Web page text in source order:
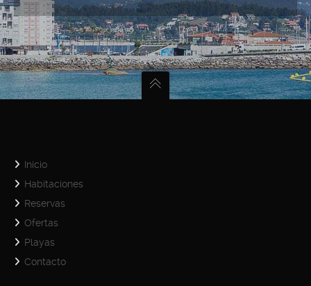
Inicio
Habitaciones
Reservas
Ofertas
Playas
Contacto